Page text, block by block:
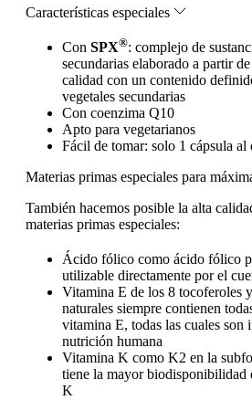
Características especiales
Con SPX®: complejo de
secundarias elaborado a partir
calidad con un contenido
vegetales secundarias
Con coenzima Q10
Apto para vegetarianos
Fácil de tomar: solo 1 cápsula al
Materias primas especiales para
También hacemos posible la alta
materias primas especiales:
Ácido fólico como ácido fólico
utilizable directamente por el
Vitamina E de los 8 tocoferoles
naturales siempre contienen
vitamina E, todas las cuales son
nutrición humana
Vitamina K como K2 en la
tiene la mayor biodisponibilidad
K